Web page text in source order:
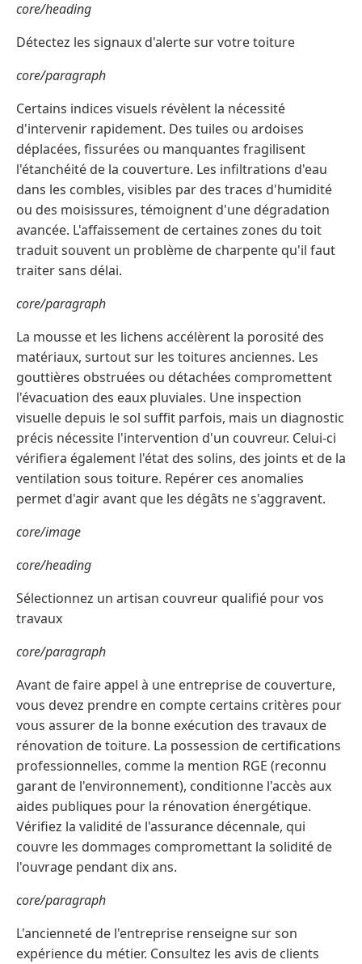
core/heading
Détectez les signaux d'alerte sur votre toiture
core/paragraph
Certains indices visuels révèlent la nécessité
d'intervenir rapidement. Des tuiles ou ardoises
déplacées, fissurées ou manquantes fragilisent
l'étanchéité de la couverture. Les infiltrations d'eau
dans les combles, visibles par des traces d'humidité
ou des moisissures, témoignent d'une dégradation
avancée. L'affaissement de certaines zones du toit
traduit souvent un problème de charpente qu'il faut
traiter sans délai.
core/paragraph
La mousse et les lichens accélèrent la porosité des
matériaux, surtout sur les toitures anciennes. Les
gouttières obstruées ou détachées compromettent
l'évacuation des eaux pluviales. Une inspection
visuelle depuis le sol suffit parfois, mais un diagnostic
précis nécessite l'intervention d'un couvreur. Celui-ci
vérifiera également l'état des solins, des joints et de la
ventilation sous toiture. Repérer ces anomalies
permet d'agir avant que les dégâts ne s'aggravent.
core/image
core/heading
Sélectionnez un artisan couvreur qualifié pour vos
travaux
core/paragraph
Avant de faire appel à une entreprise de couverture,
vous devez prendre en compte certains critères pour
vous assurer de la bonne exécution des travaux de
rénovation de toiture. La possession de certifications
professionnelles, comme la mention RGE (reconnu
garant de l'environnement), conditionne l'accès aux
aides publiques pour la rénovation énergétique.
Vérifiez la validité de l'assurance décennale, qui
couvre les dommages compromettant la solidité de
l'ouvrage pendant dix ans.
core/paragraph
L'ancienneté de l'entreprise renseigne sur son
expérience du métier. Consultez les avis de clients